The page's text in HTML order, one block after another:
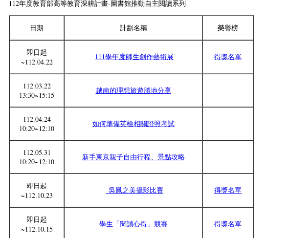
112年度教育部高等教育深耕計畫-圖書館推動自主閱讀系列
日期 計劃名稱 榮譽榜
即日起
~112.04.22
111學年度師生創作藝術展 得獎名單
112.03.22
13:30~15:15
越南的理想旅遊勝地分享
112.04.24
10:20~12:10
如何準備英檢相關證照考試
112.05.31
10:20~12:10
新手東京親子自由行程、景點攻略
即日起
~112.10.23
吳鳳之美攝影比賽 得獎名單
即日起
~112.10.15
學生「閱讀心得」競賽 得獎名單